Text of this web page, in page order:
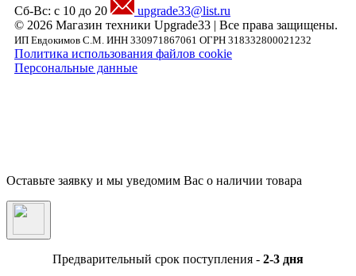
Сб-Вс: с 10 до 20
upgrade33@list.ru
© 2026 Магазин техники Upgrade33 | Все права защищены.
ИП Евдокимов С.М. ИНН 330971867061 ОГРН 318332800021232
Политика использования файлов cookie
Персональные данные
Оставьте заявку и мы уведомим Вас о наличии товара
Предварительный срок поступления - 2-3 дня